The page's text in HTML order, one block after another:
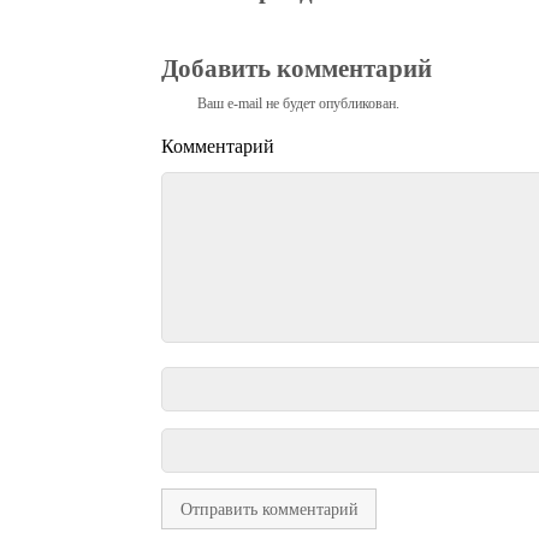
Добавить комментарий
Ваш e-mail не будет опубликован.
Комментарий